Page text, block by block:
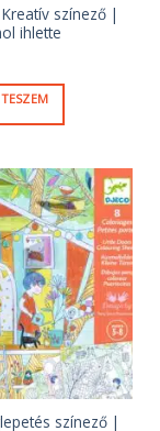
színező |
ihlette
színező |